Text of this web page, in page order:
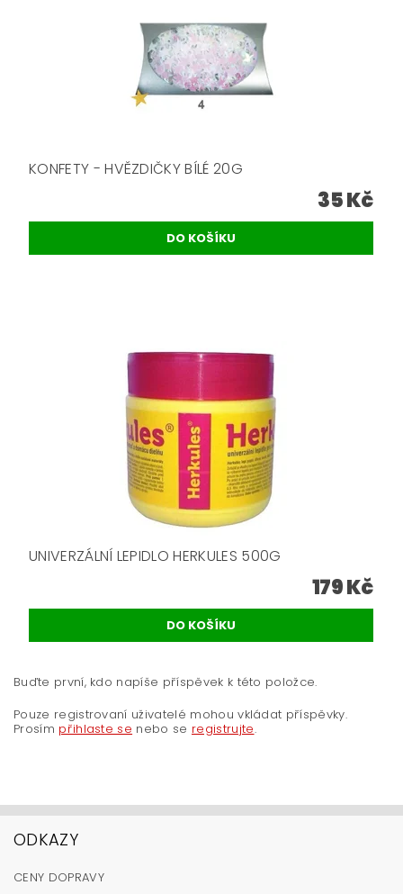
KONFETY - HVĚZDIČKY BÍLÉ 20G
35 Kč
UNIVERZÁLNÍ LEPIDLO HERKULES 500G
179 Kč
Buďte první, kdo napíše příspěvek k této položce.
Pouze registrovaní uživatelé mohou vkládat příspěvky.
Prosím přihlaste se nebo se registrujte.
ODKAZY
CENY DOPRAVY